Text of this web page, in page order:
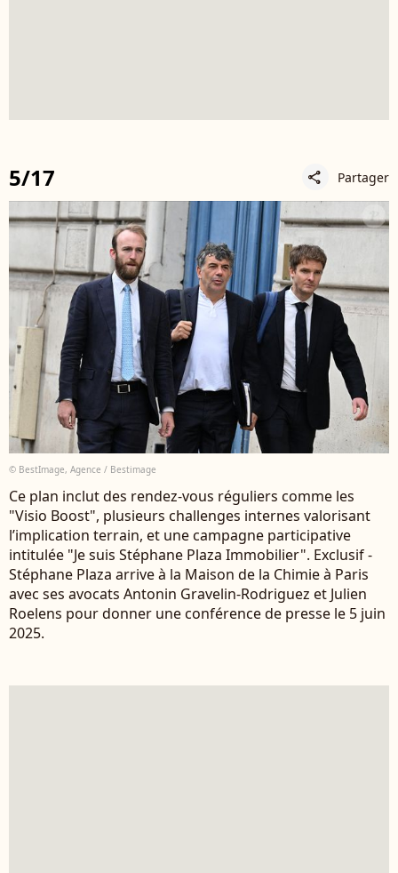
5/17 share Partager
© BestImage, Agence / Bestimage
Ce plan inclut des rendez-vous réguliers comme les
"Visio Boost", plusieurs challenges internes valorisant
l’implication terrain, et une campagne participative
intitulée "Je suis Stéphane Plaza Immobilier". Exclusif -
Stéphane Plaza arrive à la Maison de la Chimie à Paris
avec ses avocats Antonin Gravelin-Rodriguez et Julien
Roelens pour donner une conférence de presse le 5 juin
2025.